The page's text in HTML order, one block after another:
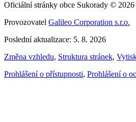
Oficiální stránky obce Sukorady © 2026
Provozovatel Galileo Corporation s.r.o.
Poslední aktualizace: 5. 8. 2026
Změna vzhledu, Struktura stránek,
Prohlášení o přístupnosti, Prohlášení o